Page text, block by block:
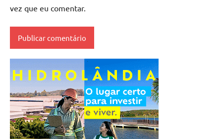
vez que eu comentar.